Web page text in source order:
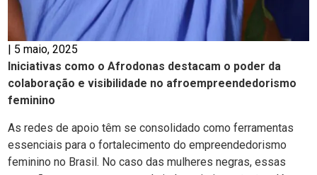
5 maio, 2025
Iniciativas como o Afrodonas destacam o poder da
colaboração e visibilidade no afroempreendedorismo
feminino
As redes de apoio têm se consolidado como ferramentas
essenciais para o fortalecimento do empreendedorismo
feminino no Brasil. No caso das mulheres negras, essas